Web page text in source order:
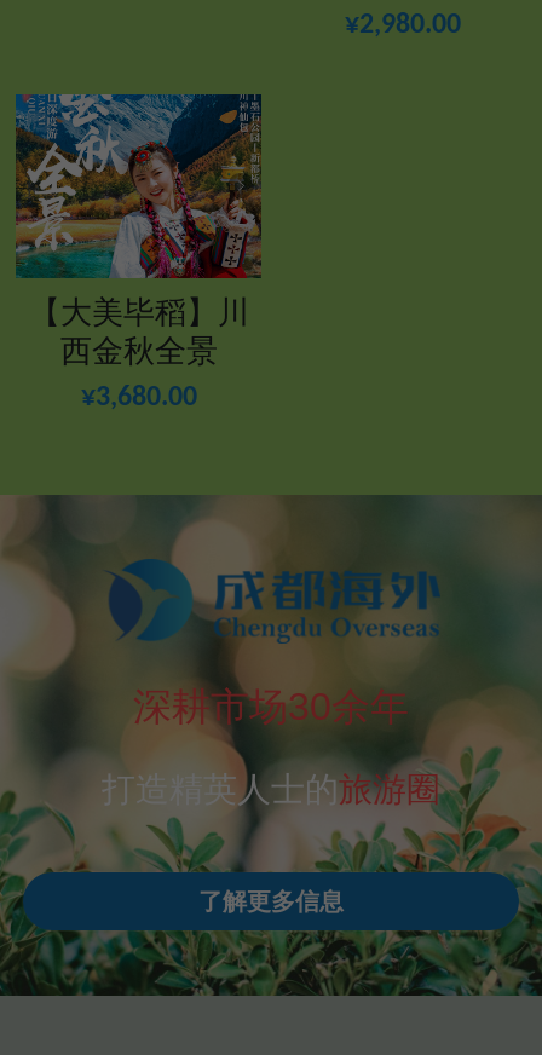
¥2,980.00
【大美毕稻】川
西金秋全景
¥3,680.00
深耕市场30余年
打造精英人士的旅游圈
了解更多信息